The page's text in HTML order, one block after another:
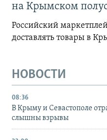
на Крымском
Российский
доставлять товары в
НОВОСТИ
08:36
В Крыму и Севастополе
слышны взрывы